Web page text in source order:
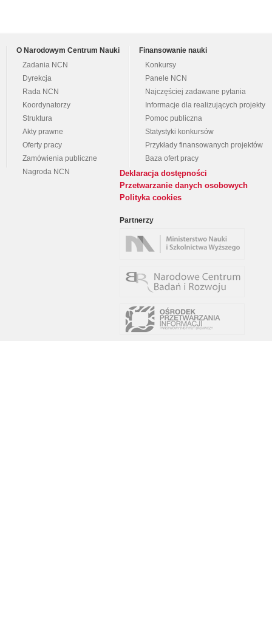
O Narodowym Centrum Nauki
Zadania NCN
Dyrekcja
Rada NCN
Koordynatorzy
Struktura
Akty prawne
Oferty pracy
Zamówienia publiczne
Nagroda NCN
Finansowanie nauki
Konkursy
Panele NCN
Najczęściej zadawane pytania
Informacje dla realizujących projekty
Pomoc publiczna
Statystyki konkursów
Przykłady finansowanych projektów
Baza ofert pracy
Deklaracja dostępności
Przetwarzanie danych osobowych
Polityka cookies
Partnerzy